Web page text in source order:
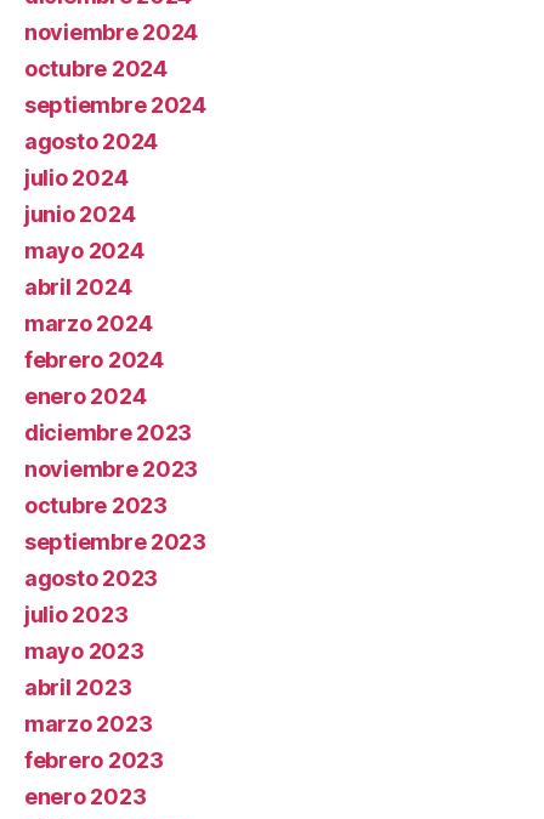
noviembre 2024
octubre 2024
septiembre 2024
agosto 2024
julio 2024
junio 2024
mayo 2024
abril 2024
marzo 2024
febrero 2024
enero 2024
diciembre 2023
noviembre 2023
octubre 2023
septiembre 2023
agosto 2023
julio 2023
mayo 2023
abril 2023
marzo 2023
febrero 2023
enero 2023